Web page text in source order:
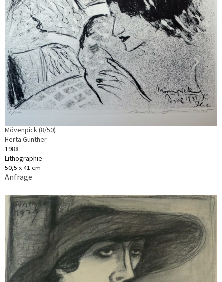
Mövenpick (8/50)
Herta Günther
1988
Lithographie
50,5 x 41 cm
Anfrage